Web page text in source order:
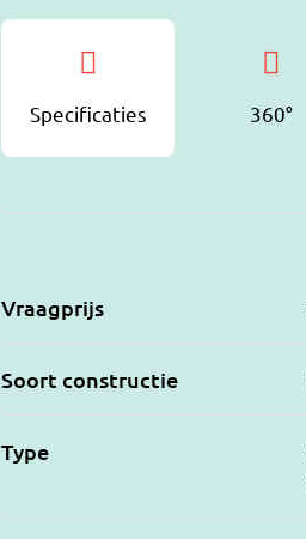
Specificaties 360°
Vraagprijs
Soort constructie
Type